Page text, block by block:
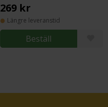
269 kr
Längre leveranstid
Beställ